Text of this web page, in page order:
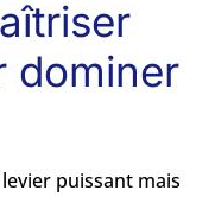
dominer
puissant mais